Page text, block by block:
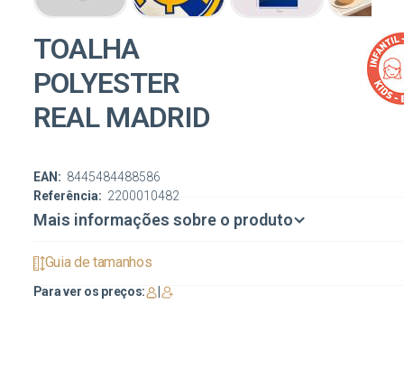
TOALHA
POLYESTER
REAL MADRID
Referência: 2200010482
EAN: 8445484488586
Mais informações sobre o produto
Guia de tamanhos
Para ver os preços: